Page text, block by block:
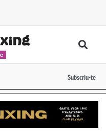
Subscriu-te